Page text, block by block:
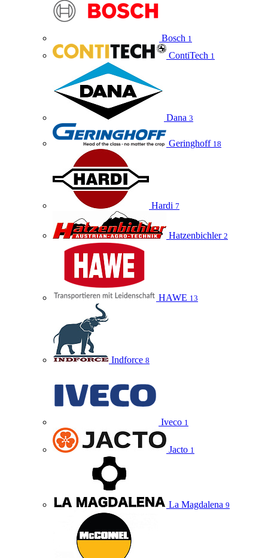
Bosch 1
ContiTech 1
Dana 3
Geringhoff 18
Hardi 7
Hatzenbichler 2
HAWE 13
Indforce 8
Iveco 1
Jacto 1
La Magdalena 9